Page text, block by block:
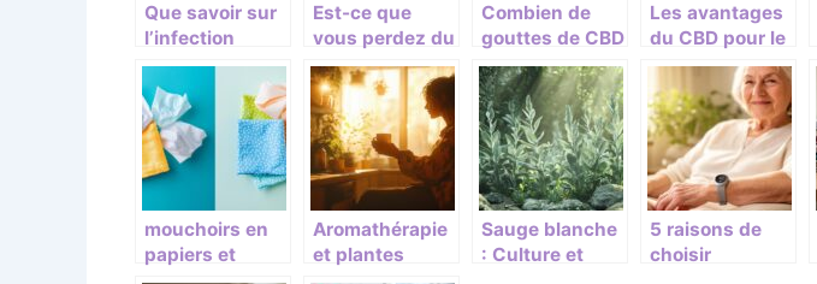
Que savoir sur
l’infection
urinaire?
Est-ce que
vous perdez du
poids lorsque
vous transpirez
?
Combien de
gouttes de CBD
pour ameliorer
le sommeil ?
Les avantages
du CBD pour le
sommeil
mouchoirs en
papiers et
Aromathérapie
et plantes
Sauge blanche
: Culture et
5 raisons de
choisir